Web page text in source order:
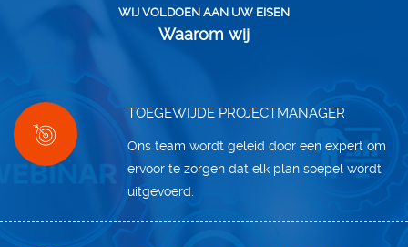
WIJ VOLDOEN AAN UW EISEN
Waarom wij
TOEGEWIJDE PROJECTMANAGER
Ons team wordt geleid door een expert om
ervoor te zorgen dat elk plan soepel wordt
uitgevoerd.